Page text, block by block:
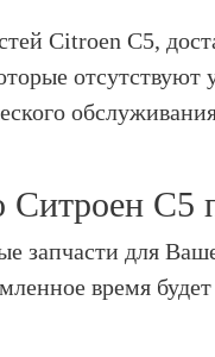
Citroen C5,
Ситроен
запчасти для
время